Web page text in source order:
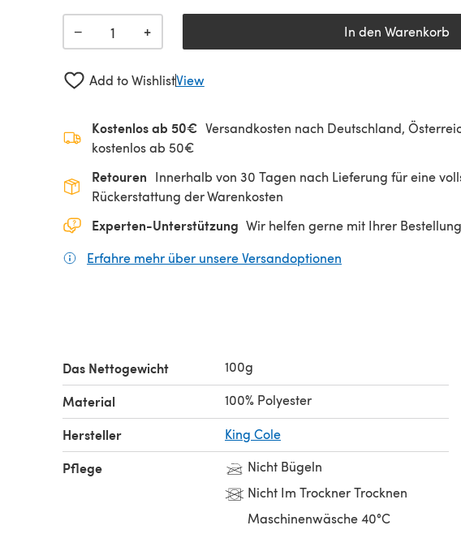
− + In den Warenkorb
Add to WishlistView
Kostenlos ab 50€ Versandkosten nach Deutschland,
kostenlos ab 50€
Retouren Innerhalb von 30 Tagen nach Lieferung für eine
Rückerstattung der Warenkosten
Experten-Unterstützung Wir helfen gerne mit Ihrer Bestellung
Erfahre mehr über unsere Versandoptionen
Das Nettogewicht 100g
Material 100% Polyester
Hersteller King Cole
Pflege
Nicht Bügeln
Nicht Im Trockner Trocknen
Maschinenwäsche 40°C